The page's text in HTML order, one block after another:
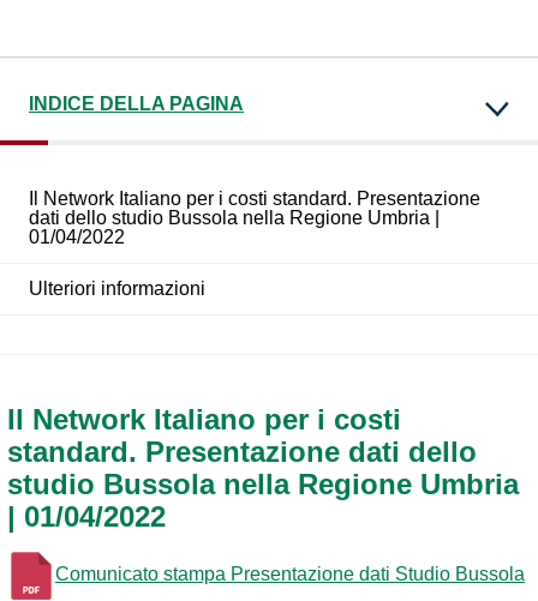
INDICE DELLA PAGINA
Il Network Italiano per i costi standard. Presentazione
dati dello studio Bussola nella Regione Umbria |
01/04/2022
Ulteriori informazioni
Il Network Italiano per i costi
standard. Presentazione dati dello
studio Bussola nella Regione Umbria
| 01/04/2022
Comunicato stampa Presentazione dati Studio Bussola